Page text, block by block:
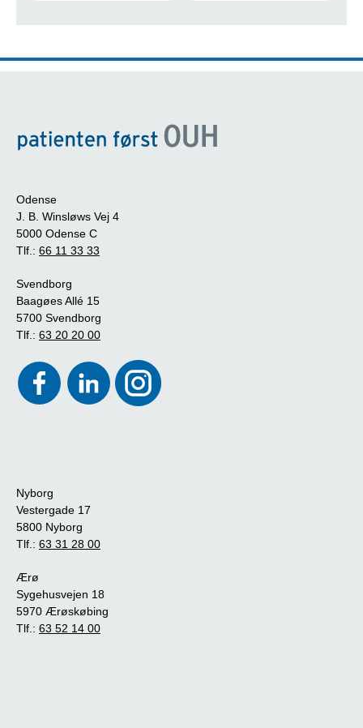
Odense
J. B. Winsløws Vej 4
5000 Odense C
Tlf.: 66 11 33 33
Svendborg
Baagøes Allé 15
5700 Svendborg
Tlf.: 63 20 20 00
Nyborg
Vestergade 17
5800 Nyborg
Tlf.: 63 31 28 00
Ærø
Sygehusvejen 18
5970 Ærøskøbing
Tlf.: 63 52 14 00